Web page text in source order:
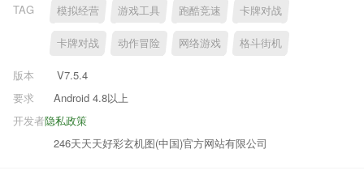
TAG 模拟经营 游戏工具 跑酷竞速 卡牌对战
卡牌对战 动作冒险 网络游戏 格斗街机
版本
V7.5.4
要求
Android 4.8以上
隐私政策
开发者
246天天天好彩玄机图(中国)官方网站有限公司